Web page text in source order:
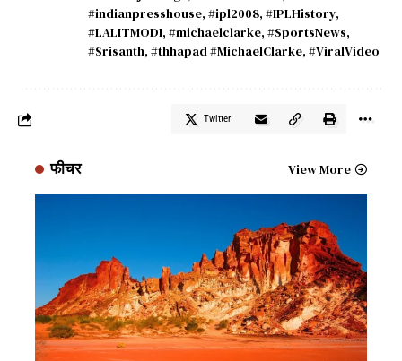
#indianpresshouse, #ipl2008, #IPLHistory,
#LALITMODI, #michaelclarke, #SportsNews,
#Srisanth, #thhapad #MichaelClarke, #ViralVideo
Twitter
फीचर View More